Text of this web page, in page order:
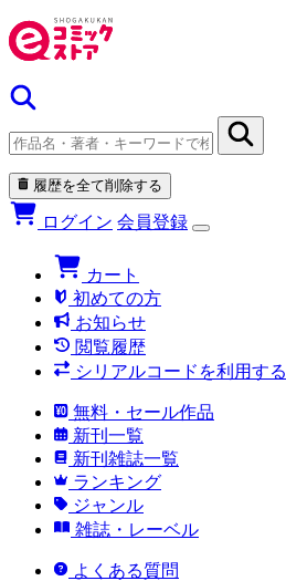
履歴を全て削除する
ログイン 会員登録
カート
初めての方
お知らせ
閲覧履歴
シリアルコードを利用する
無料・セール作品
新刊一覧
新刊雑誌一覧
ランキング
ジャンル
雑誌・レーベル
よくある質問